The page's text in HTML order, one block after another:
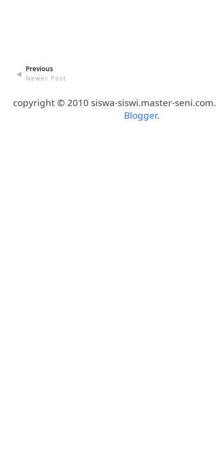
◄ Previous
Newer Post
copyright © 2010 siswa-siswi.master-
Blogger.